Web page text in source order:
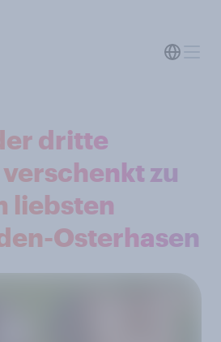
dritte
zu
liebsten
Osterhasen